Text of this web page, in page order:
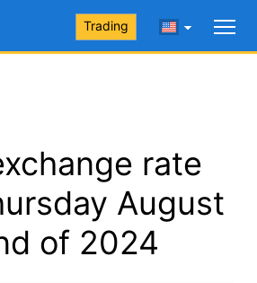
Trading
rate
August
of 2024